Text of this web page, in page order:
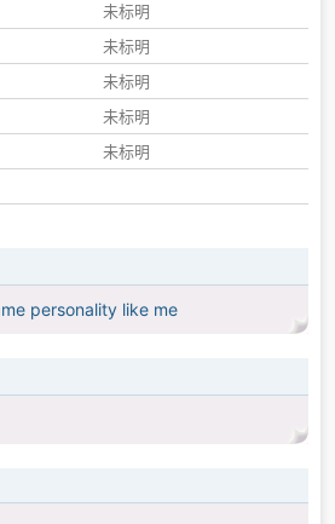
未标明
未标明
未标明
未标明
未标明
personality like me